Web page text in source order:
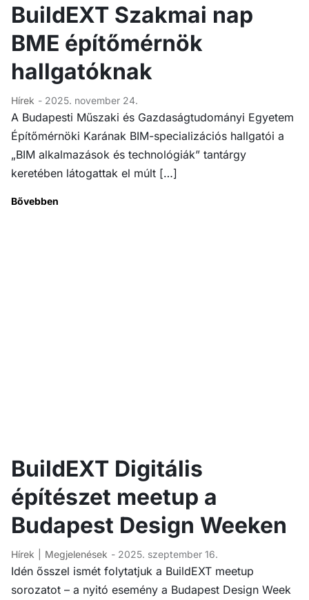
BuildEXT Szakmai nap
BME építő­mérnök
hallgatóknak
Hírek - 2025. november 24.
A Budapesti Műszaki és Gazdaságtudományi Egyetem
Építőmérnöki Karának BIM-specializációs hallgatói a
„BIM alkalmazások és technológiák” tantárgy
keretében látogattak el múlt […]
Bővebben
BuildEXT Digitális
építészet meetup a
Budapest Design Weeken
Hírek Megjelenések - 2025. szeptember 16.
Idén ősszel ismét folytatjuk a BuildEXT meetup
sorozatot – a nyitó esemény a Budapest Design Week